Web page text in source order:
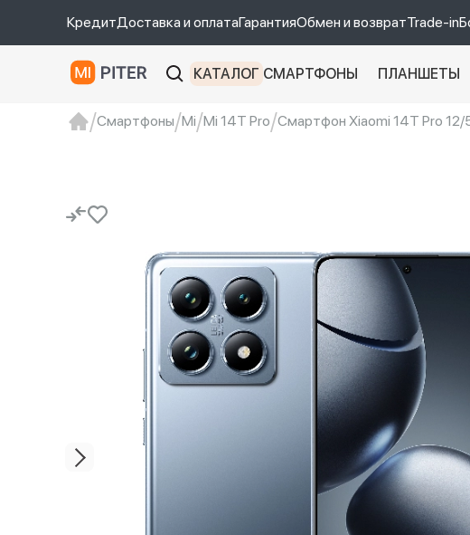
КредитДоставка и оплатаГарантияОбмен и возвратTrade-in
КАТАЛОГ СМАРТФОНЫ ПЛАНШЕТЫ
Смартфоны Mi Mi 14T Pro Смартфон Xiaomi 14T Pro 12/